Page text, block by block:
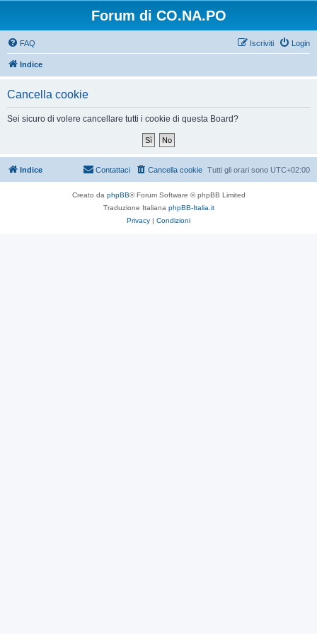
Forum di CO.NA.PO
FAQ Login
Iscriviti
Indice
Cancella cookie
Sei sicuro di volere cancellare tutti i cookie di questa Board?
Indice Tutti gli orari sono UTC+02:00
Cancella cookie
Contattaci
Creato da phpBB® Forum Software © phpBB Limited
Traduzione Italiana phpBB-Italia.it
Privacy | Condizioni